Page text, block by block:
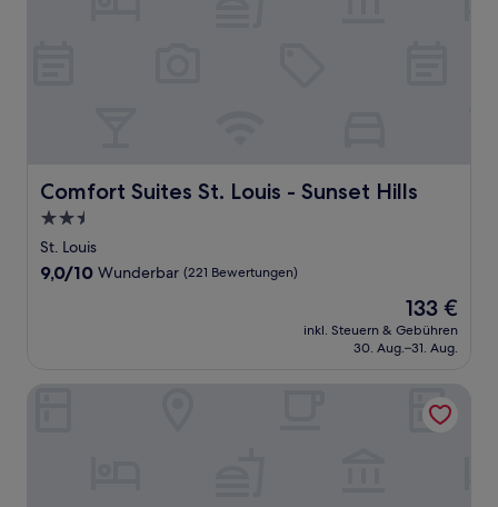
Comfort Suites St. Louis - Sunset Hills
Comfort Suites St. Louis - Sunset Hills
2.5-
Sterne-
Unterkunft
St. Louis
9.0
9,0/10 Wunderbar (221 Bewertungen)
Der
Preis
beträgt
133 €
inkl. Steuern & Gebühren
30. Aug.–31. Aug.